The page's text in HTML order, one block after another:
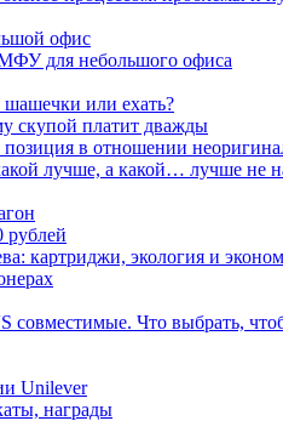
офис
для небольшого офиса
шашечки или ехать?
скупой платит дважды
позиция в отношении
лучше, а какой… лучше не
рублей
картриджи, экология и
Что выбрать,
Unilever
награды